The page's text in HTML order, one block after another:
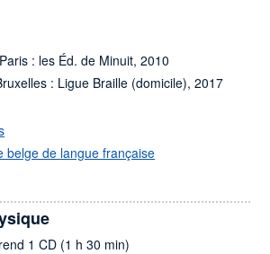
Paris : les Éd. de Minuit, 2010
: Ligue Braille (domicile), 2017
belge de langue française
1 CD (1 h 30 min)